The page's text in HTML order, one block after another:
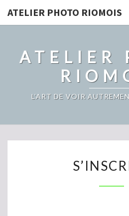
ATELIER PHOTO RIOMOIS
ATELIER
L’ART DE VOIR